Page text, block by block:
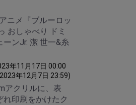
ニメ『ブルーロッ
おしゃべり ドミ
ーンJr. 潔 世一&糸
年11月17日 00:00
年12月7日 23:59)
アクリルに、表
れ印刷をかけたク